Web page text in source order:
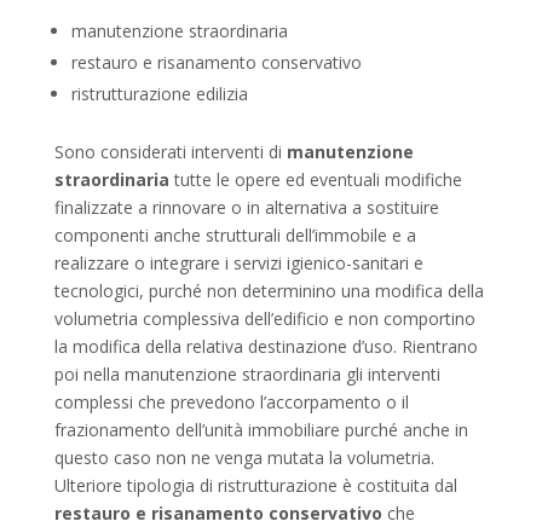
manutenzione straordinaria
restauro e risanamento conservativo
ristrutturazione edilizia
Sono considerati interventi di manutenzione
straordinariatutte le opere ed eventuali modifiche
finalizzate a rinnovare o in alternativa a sostituire
componenti anche strutturali dell’immobile e a
realizzare o integrare i servizi igienico-sanitari e
tecnologici, purché non determinino una modifica della
volumetria complessiva dell’edificio e non comportino
la modifica della relativa destinazione d’uso. Rientrano
poi nella manutenzione straordinaria gli interventi
complessi che prevedono l’accorpamento o il
frazionamento dell’unità immobiliare purché anche in
questo caso non ne venga mutata la volumetria.
Ulteriore tipologia di ristrutturazione è costituita dal
restauro e risanamento conservativo che